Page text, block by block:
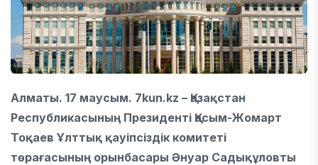
Алматы. 17 маусым. 7kun.kz – Қазақстан
Республикасының Президенті Қасым-Жомарт
Тоқаев Ұлттық қауіпсіздік комитеті
төрағасының орынбасары Әнуар Садықұловты